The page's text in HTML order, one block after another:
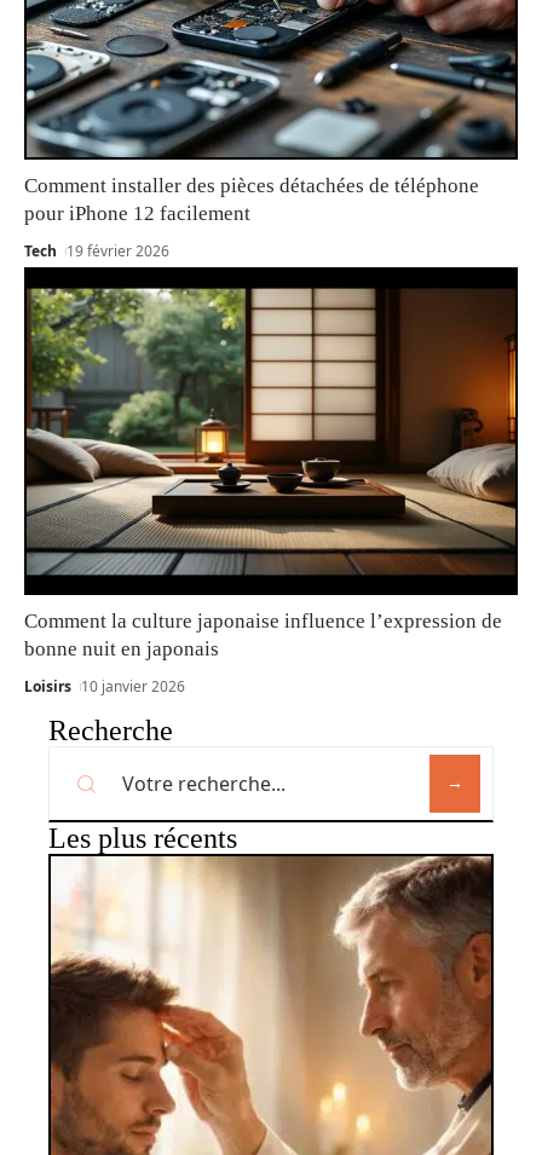
Comment installer des pièces détachées de téléphone
pour iPhone 12 facilement
Tech 19 février 2026
Comment la culture japonaise influence l’expression de
bonne nuit en japonais
Loisirs 10 janvier 2026
Recherche
Les plus récents